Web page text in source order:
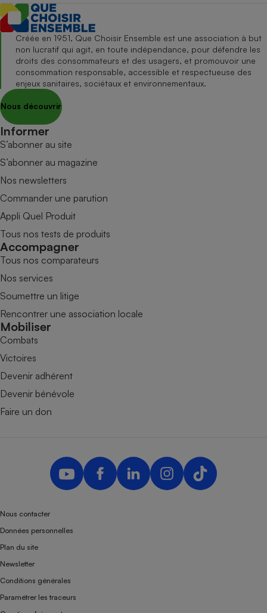
Créée en 1951, Que Choisir Ensemble est une association à but
non lucratif qui agit, en toute indépendance, pour défendre les
droits des consommateurs et des usagers, et promouvoir une
consommation responsable, accessible et respectueuse des
enjeux sanitaires, sociétaux et environnementaux.
Nous découvrir
Informer
S’abonner au site
S’abonner au magazine
Nos newsletters
Commander une parution
Appli Quel Produit
Tous nos tests de produits
Accompagner
Tous nos comparateurs
Nos services
Soumettre un litige
Rencontrer une association locale
Mobiliser
Combats
Victoires
Devenir adhérent
Devenir bénévole
Faire un don
Nous contacter
Données personnelles
Plan du site
Newsletter
Conditions générales
Paramétrer les traceurs